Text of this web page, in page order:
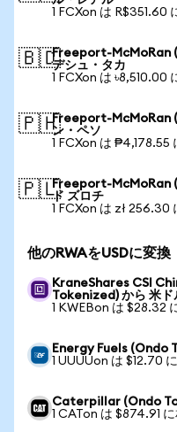
1 FCXon は R$351.60
🇧🇩Freeport-McMoRan
デシュ・タカ
1 FCXon は ৳8,510.00
🇵🇭Freeport-McMoRan
ン・ペソ
1 FCXon は ₱4,178.55
🇵🇱Freeport-McMoRan
ド ズロチ
1 FCXon は zł 256.30
他のRWAをUSDに変換
KraneShares CSI
Tokenized) から 米ド
1 KWEBon は $28.32
Energy Fuels (Ondo
1 UUUUon は $12.70
Caterpillar (Ondo
1 CATon は $874.91 に